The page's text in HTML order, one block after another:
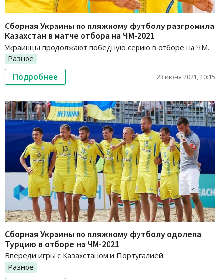
Сборная Украины по пляжному футболу разгромила
Казахстан в матче отбора на ЧМ-2021
Украинцы продолжают победную серию в отборе на ЧМ.
Разное
Подробнее 23 июня 2021, 10:15
Сборная Украины по пляжному футболу одолела
Турцию в отборе на ЧМ-2021
Впереди игры с Казахстаном и Португалией.
Разное